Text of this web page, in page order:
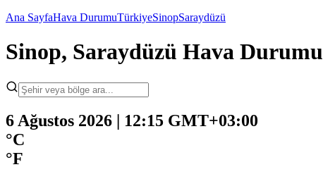
Ana SayfaHava DurumuTürkiyeSinopSaraydüzü
Sinop, Saraydüzü Hava Durumu
6 Ağustos 2026 | 12:15 GMT+03:00
°C
°F